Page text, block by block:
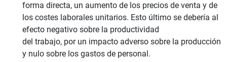
forma directa, un aumento de los precios de venta y de
los costes laborales unitarios. Esto último se debería al
efecto negativo sobre la productividad
del trabajo, por un impacto adverso sobre la producción
y nulo sobre los gastos de personal.